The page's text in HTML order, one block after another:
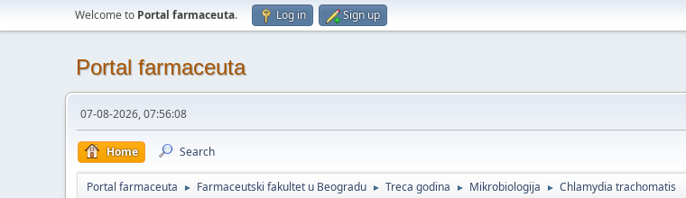
Welcome to Portal farmaceuta. Log in Sign up
Portal farmaceuta
07-08-2026, 07:56:08
Home Search
Portal farmaceuta ► Farmaceutski fakultet u Beogradu ► Treca godina ► Mikrobiologija ► Chlamydia trachomatis